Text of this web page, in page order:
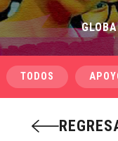
TODOS